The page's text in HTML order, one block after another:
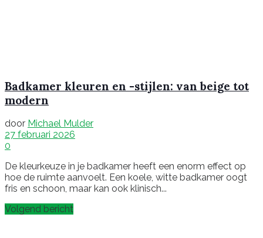
Badkamer kleuren en -stijlen: van beige tot
modern
door Michael Mulder
27 februari 2026
0
De kleurkeuze in je badkamer heeft een enorm effect op
hoe de ruimte aanvoelt. Een koele, witte badkamer oogt
fris en schoon, maar kan ook klinisch...
Volgend bericht